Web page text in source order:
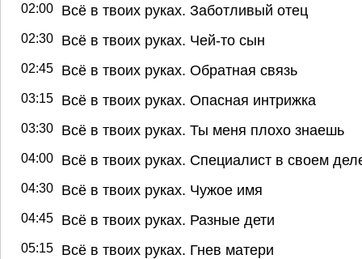
02:00 Всё в твоих руках. Заботливый отец
02:30 Всё в твоих руках. Чей-то сын
02:45 Всё в твоих руках. Обратная связь
03:15 Всё в твоих руках. Опасная интрижка
03:30 Всё в твоих руках. Ты меня плохо знаешь
04:00 Всё в твоих руках. Специалист в своем
04:30 Всё в твоих руках. Чужое имя
04:45 Всё в твоих руках. Разные дети
05:15 Всё в твоих руках. Гнев матери